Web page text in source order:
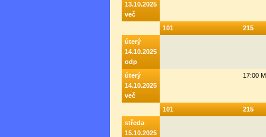
13.10.2025
več
101
215
úterý
14.10.2025
odp
úterý
14.10.2025
več
17:00
101
215
středa
15.10.2025